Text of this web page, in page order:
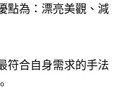
點為：漂亮美觀、減
符合自身需求的手法